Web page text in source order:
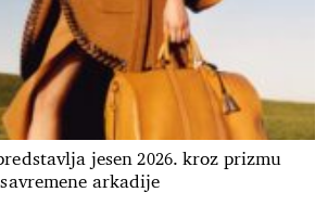
jesen 2026. kroz prizmu
savremene arkadije